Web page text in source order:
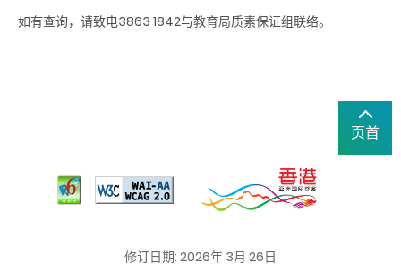
如有查询，请致电3863 1842与教育局质素保证组联络。
页首
修订日期: 2026年 3月 26日